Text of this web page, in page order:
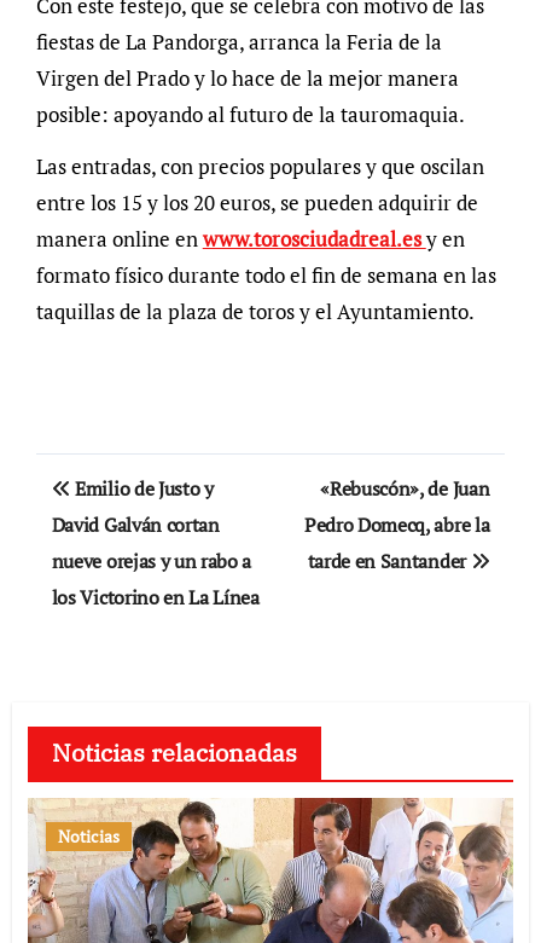
fiestas de La Pandorga, arranca la Feria de la
Virgen del Prado y lo hace de la mejor manera
posible: apoyando al futuro de la tauromaquia.
Las entradas, con precios populares y que oscilan
entre los 15 y los 20 euros, se pueden adquirir de
manera online enwww.torosciudadreal.esy en
formato físico durante todo el fin de semana en las
taquillas de la plaza de toros y el Ayuntamiento.
Navegación
de
entradas
Emilio de Justo y
David Galván cortan
nueve orejas y un rabo a
los Victorino en La Línea
«Rebuscón», de Juan
Pedro Domecq, abre la
tarde en Santander
Noticias relacionadas
Noticias